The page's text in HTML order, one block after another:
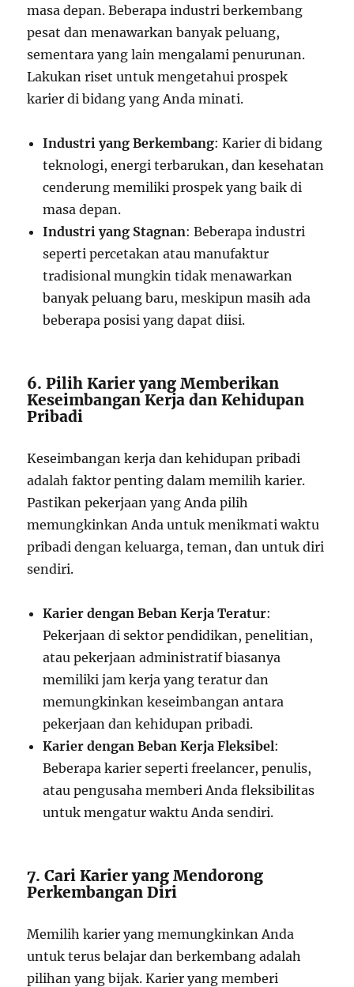
masa depan. Beberapa industri berkembang
pesat dan menawarkan banyak peluang,
sementara yang lain mengalami penurunan.
Lakukan riset untuk mengetahui prospek
karier di bidang yang Anda minati.
Industri yang Berkembang: Karier di bidang
teknologi, energi terbarukan, dan kesehatan
cenderung memiliki prospek yang baik di
masa depan.
Industri yang Stagnan: Beberapa industri
seperti percetakan atau manufaktur
tradisional mungkin tidak menawarkan
banyak peluang baru, meskipun masih ada
beberapa posisi yang dapat diisi.
6. Pilih Karier yang Memberikan
Keseimbangan Kerja dan Kehidupan
Pribadi
Keseimbangan kerja dan kehidupan pribadi
adalah faktor penting dalam memilih karier.
Pastikan pekerjaan yang Anda pilih
memungkinkan Anda untuk menikmati waktu
pribadi dengan keluarga, teman, dan untuk diri
sendiri.
Karier dengan Beban Kerja Teratur:
Pekerjaan di sektor pendidikan, penelitian,
atau pekerjaan administratif biasanya
memiliki jam kerja yang teratur dan
memungkinkan keseimbangan antara
pekerjaan dan kehidupan pribadi.
Karier dengan Beban Kerja Fleksibel:
Beberapa karier seperti freelancer, penulis,
atau pengusaha memberi Anda fleksibilitas
untuk mengatur waktu Anda sendiri.
7. Cari Karier yang Mendorong
Perkembangan Diri
Memilih karier yang memungkinkan Anda
untuk terus belajar dan berkembang adalah
pilihan yang bijak. Karier yang memberi